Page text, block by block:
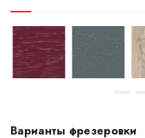
Варианты фрезеровки